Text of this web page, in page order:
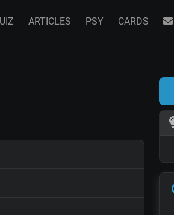
ARTICLES PSY CARDS